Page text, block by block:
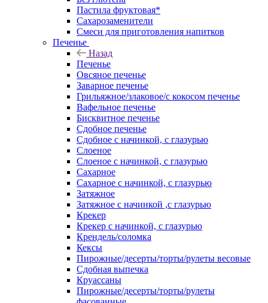
Пастила фруктовая*
Сахарозаменители
Смеси для приготовления напитков
Печенье
Назад
Печенье
Овсяное печенье
Заварное печенье
Грильяжное/злаковое/с кокосом печенье
Вафельное печенье
Бисквитное печенье
Сдобное печенье
Сдобное с начинкой, с глазурью
Слоеное
Слоеное с начинкой, с глазурью
Сахарное
Сахарное с начинкой, с глазурью
Затяжное
Затяжное с начинкой ,с глазурью
Крекер
Крекер с начинкой, с глазурью
Крендель/соломка
Кексы
Пирожные/десерты/торты/рулеты весовые
Сдобная выпечка
Круассаны
Пирожные/десерты/торты/рулеты